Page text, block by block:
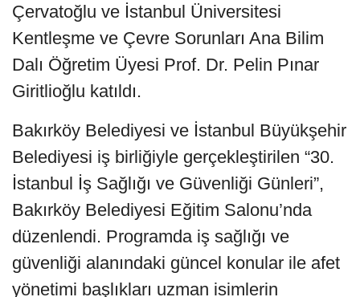
Çervatoğlu ve İstanbul Üniversitesi
Kentleşme ve Çevre Sorunları Ana Bilim
Dalı Öğretim Üyesi Prof. Dr. Pelin Pınar
Giritlioğlu katıldı.
Bakırköy Belediyesi ve İstanbul Büyükşehir
Belediyesi iş birliğiyle gerçekleştirilen “30.
İstanbul İş Sağlığı ve Güvenliği Günleri”,
Bakırköy Belediyesi Eğitim Salonu’nda
düzenlendi. Programda iş sağlığı ve
güvenliği alanındaki güncel konular ile afet
yönetimi başlıkları uzman isimlerin